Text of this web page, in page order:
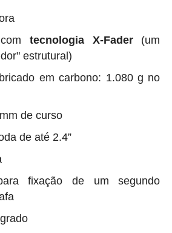
tecnologia X-Fader(um
estrutural)
em carbono: 1.080 g no
de curso
de até 2.4”
fixação de um segundo